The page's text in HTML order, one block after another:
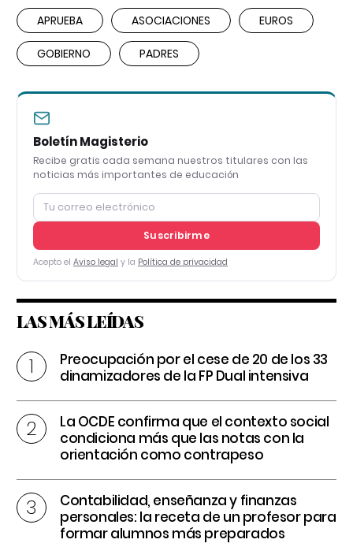
APRUEBA ASOCIACIONES EUROS
GOBIERNO PADRES
Boletín Magisterio
Recibe gratis cada semana nuestros titulares con las
noticias más importantes de educación
Suscribirme
Acepto el Aviso legal y la Política de privacidad
LAS MÁS LEÍDAS
Preocupación por el cese de 20 de los 33
dinamizadores de la FP Dual intensiva
La OCDE confirma que el contexto social
condiciona más que las notas con la
orientación como contrapeso
Contabilidad, enseñanza y finanzas
personales: la receta de un profesor para
formar alumnos más preparados